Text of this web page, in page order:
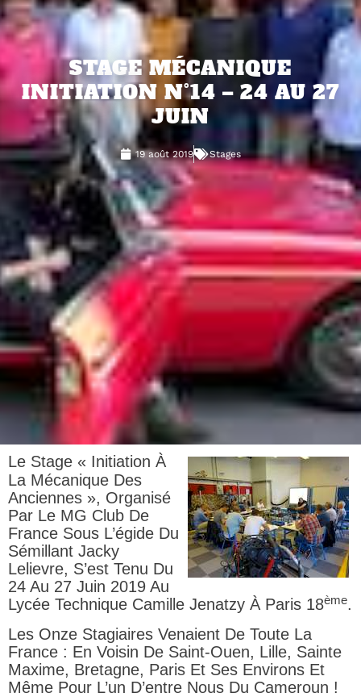
STAGE MÉCANIQUE
INITIATION N°14 – 24 AU 27
JUIN
19 août 2019 Stages
Le Stage « Initiation À
La Mécanique Des
Anciennes », Organisé
Par Le MG Club De
France Sous L’égide Du
Sémillant Jacky
Lelievre, S’est Tenu Du
24 Au 27 Juin 2019 Au
Lycée Technique Camille Jenatzy À Paris 18Ème.
Les Onze Stagiaires Venaient De Toute La
France : En Voisin De Saint-Ouen, Lille, Sainte
Maxime, Bretagne, Paris Et Ses Environs Et
Même Pour L’un D’entre Nous Du Cameroun !